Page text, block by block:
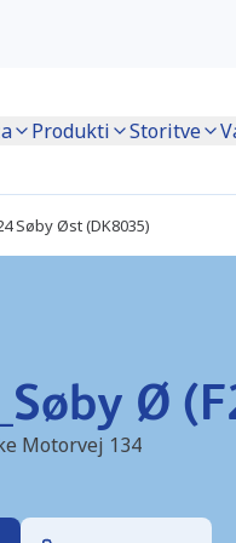
Produkti Storitve
Søby Øst (DK8035)
Ø
Motorvej 134